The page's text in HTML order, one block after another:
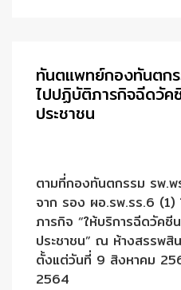
ทันตแพทย์กองทันตก
ไปปฏิบัติภารกิจฉีดวัค
ประชาชน
ตามที่กองทันตกรรม รพ.พ
จาก รอง ผอ.รพ.รร.6
ภารกิจ “ให้บริการฉีดวัคซี
ประชาชน” ณ ห้างสรรพสิ
ตั้งแต่วันที่ 9 สิงหาคม
2564